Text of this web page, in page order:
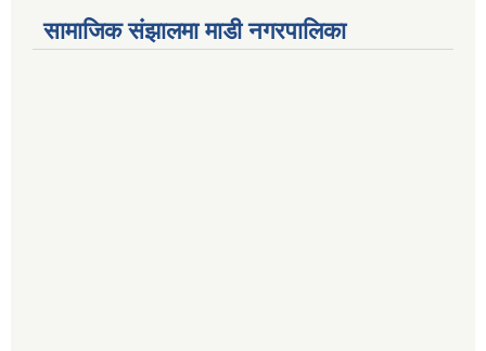
सामाजिक संझालमा माडी नगरपालिका